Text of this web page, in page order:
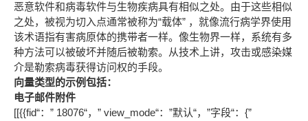
恶意软件和病毒软件与生物疾病具有相似之处。由于这些相似
之处，被视为切入点通常被称为“载体” ，就像流行病学界使用
该术语指有害病原体的携带者一样。像生物界一样，系统有多
种方法可以被破坏并随后被勒索。从技术上讲，攻击或感染媒
介是勒索病毒获得访问权的手段。
向量类型的示例包括：
电子邮件附件
[[{{fid“：” 18076“，” view_mode“：”默认“，”字段“：{”